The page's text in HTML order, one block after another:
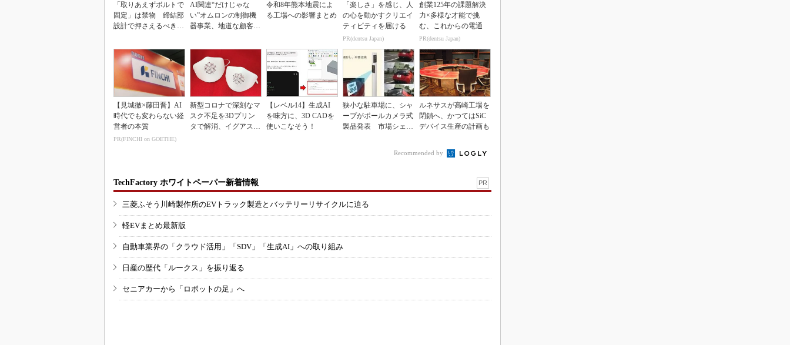
「取りあえずボルトで
固定」は禁物 締結部
設計で押さえるべき基
AI関連“だけじゃな
い”オムロンの制御機
器事業、地道な顧客基
令和8年熊本地震によ
る工場への影響まとめ
「楽しさ」を感じ、人
の心を動かすクリエイ
ティビティを届ける
PR(dentsu Japan)
創業125年の課題解決
力×多様な才能で挑
む、これからの電通
PR(dentsu Japan)
【見城徹×藤田晋】AI
時代でも変わらない経
営者の本質
PR(FINCHI on GOETHE)
新型コロナで深刻なマ
スク不足を3Dプリン
タで解消、イグアスが
【レベル14】生成AI
を味方に、3D CADを
使いこなそう！
狭小な駐車場に、シャ
ープがポールカメラ式
製品発表 市場シェア
ルネサスが高崎工場を
閉鎖へ、かつてはSiC
デバイス生産の計画も
Recommended by
TechFactory ホワイトペーパー新着情報 PR
三菱ふそう川崎製作所のEVトラック製造とバッテリーリサイクルに迫る
軽EVまとめ最新版
自動車業界の「クラウド活用」「SDV」「生成AI」への取り組み
日産の歴代「ルークス」を振り返る
セニアカーから「ロボットの足」へ